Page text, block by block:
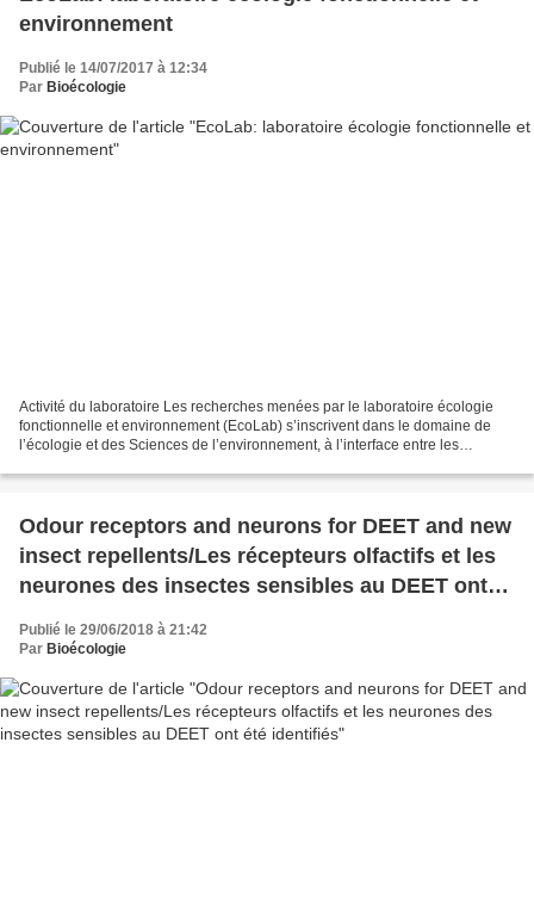
environnement
Publié le 14/07/2017 à 12:34
Par Bioécologie
Activité du laboratoire Les recherches menées par le laboratoire écologie
fonctionnelle et environnement (EcoLab) s’inscrivent dans le domaine de
l’écologie et des Sciences de l’environnement, à l’interface entre les
Odour receptors and neurons for DEET and new
insect repellents/Les récepteurs olfactifs et les
neurones des insectes sensibles au DEET ont
Publié le 29/06/2018 à 21:42
Par Bioécologie